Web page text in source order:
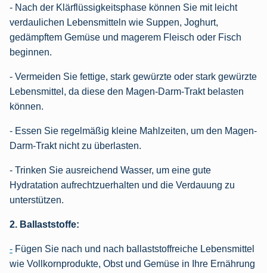
- Nach der Klärflüssigkeitsphase können Sie mit leicht
verdaulichen Lebensmitteln wie Suppen, Joghurt,
gedämpftem Gemüse und magerem Fleisch oder Fisch
beginnen.
- Vermeiden Sie fettige, stark gewürzte oder stark gewürzte
Lebensmittel, da diese den Magen-Darm-Trakt belasten
können.
- Essen Sie regelmäßig kleine Mahlzeiten, um den Magen-
Darm-Trakt nicht zu überlasten.
- Trinken Sie ausreichend Wasser, um eine gute
Hydratation aufrechtzuerhalten und die Verdauung zu
unterstützen.
2. Ballaststoffe:
- Fügen Sie nach und nach ballaststoffreiche Lebensmittel
wie Vollkornprodukte, Obst und Gemüse in Ihre Ernährung